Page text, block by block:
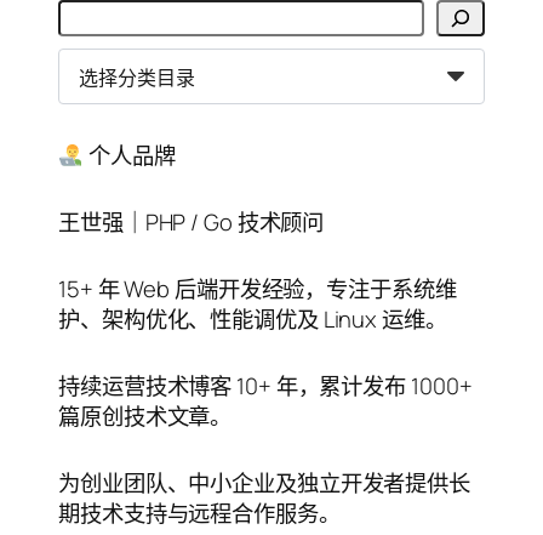
搜
索
分
类
录 个人品牌
王世强｜PHP / Go 技术顾问
15+ 年 Web 后端开发经验，专注于系统维
护、架构优化、性能调优及 Linux 运维。
持续运营技术博客 10+ 年，累计发布 1000+
篇原创技术文章。
为创业团队、中小企业及独立开发者提供长
期技术支持与远程合作服务。